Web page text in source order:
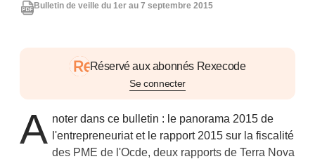
Réservé aux abonnés Rexecode
Se connecter
A noter dans ce bulletin : le panorama 2015 de
l'entrepreneuriat et le rapport 2015 sur la fiscalité
des PME de l'Ocde, deux rapports de Terra Nova
Bulletin de veille du 1er au 7 septembre 2015